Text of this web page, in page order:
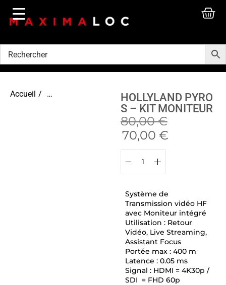
Accueil / Accessoires vidéo
HOLLYLAND PYRO
S – KIT MONITEUR
80,00€
70,00 €
Système de
Transmission vidéo HF
avec Moniteur intégré
Utilisation : Retour
Vidéo, Live Streaming,
Assistant Focus
Portée max : 400 m
Latence : 0.05 ms
Signal : HDMI = 4K30p /
SDI = FHD 60p